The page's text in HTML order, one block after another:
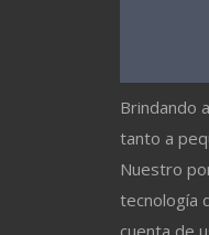
Brindando
tanto a
Nuestro
tecnología